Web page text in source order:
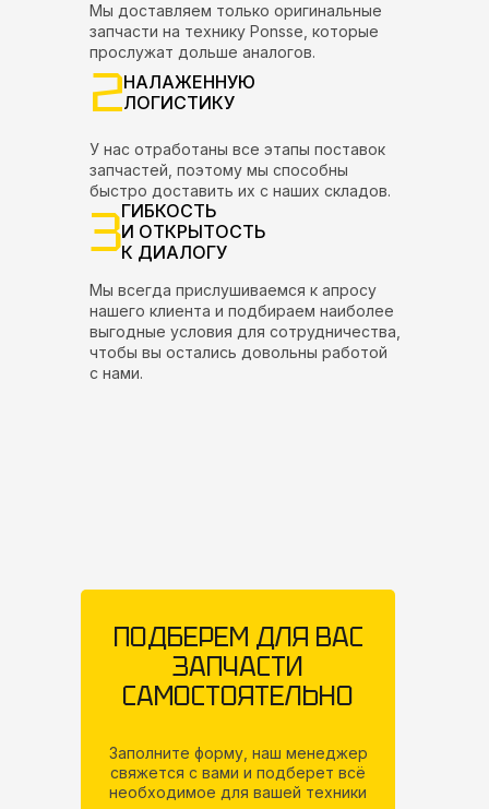
Мы доставляем только оригинальные
запчасти на технику Ponsse, которые
прослужат дольше аналогов.
2НАЛАЖЕННУЮ
ЛОГИСТИКУ
У нас отработаны все этапы поставок
запчастей, поэтому мы способны
быстро доставить их с наших складов.
3ГИБКОСТЬ
И ОТКРЫТОСТЬ
К ДИАЛОГУ
Мы всегда прислушиваемся к апросу
нашего клиента и подбираем наиболее
выгодные условия для сотрудничества,
чтобы вы остались довольны работой
с нами.
ПОДБЕРЕМ ДЛЯ ВАС
ЗАПЧАСТИ
САМОСТОЯТЕЛЬНО
Заполните форму, наш менеджер
свяжется с вами и подберет всё
необходимое для вашей техники